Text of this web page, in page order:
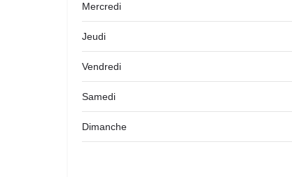
Mercredi
Jeudi
Vendredi
Samedi
Dimanche